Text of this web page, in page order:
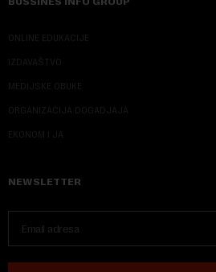
ONLINE EDUKACIJE
IZDAVAŠTVO
MEDIJSKE OBUKE
ORGANIZACIJA DOGADJAJA
EKONOM I JA
NEWSLETTER